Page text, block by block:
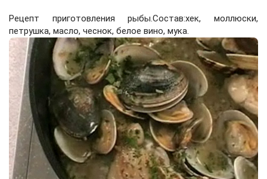
Рецепт приготовления рыбы.Состав:хек, моллюски,
петрушка, масло, чеснок, белое вино, мука.